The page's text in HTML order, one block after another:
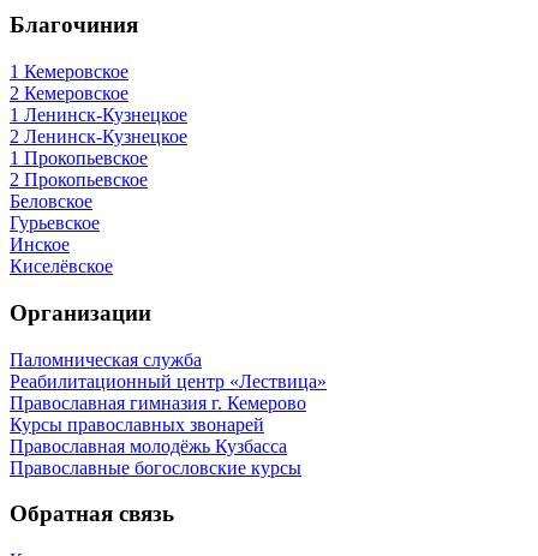
Благочиния
1 Кемеровское
2 Кемеровское
1 Ленинск-Кузнецкое
2 Ленинск-Кузнецкое
1 Прокопьевское
2 Прокопьевское
Беловское
Гурьевское
Инское
Киселёвское
Организации
Паломническая служба
Реабилитационный центр «Лествица»
Православная гимназия г. Кемерово
Курсы православных звонарей
Православная молодёжь Кузбасса
Православные богословские курсы
Обратная связь